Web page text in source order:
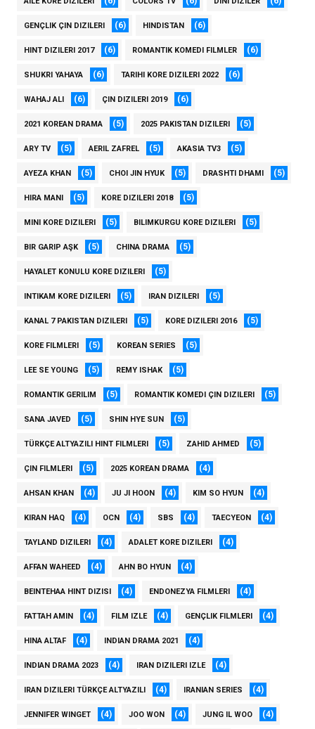
GENÇLIK ÇIN DIZILERI (6) HINDISTAN (6)
HINT DIZILERI 2017 (6) ROMANTIK KOMEDI FILMLER (6)
SHUKRI YAHAYA (6) TARIHI KORE DIZILERI 2022 (6)
WAHAJ ALI (6) ÇIN DIZILERI 2019 (6)
2021 KOREAN DRAMA (5) 2025 PAKISTAN DIZILERI (5)
ARY TV (5) AERIL ZAFREL (5) AKASIA TV3 (5)
AYEZA KHAN (5) CHOI JIN HYUK (5) DRASHTI DHAMI (5)
HIRA MANI (5) KORE DIZILERI 2018 (5)
MINI KORE DIZILERI (5) BILIMKURGU KORE DIZILERI (5)
BIR GARIP AŞK (5) CHINA DRAMA (5)
HAYALET KONULU KORE DIZILERI (5)
INTIKAM KORE DIZILERI (5) IRAN DIZILERI (5)
KANAL 7 PAKISTAN DIZILERI (5) KORE DIZILERI 2016 (5)
KORE FILMLERI (5) KOREAN SERIES (5)
LEE SE YOUNG (5) REMY ISHAK (5)
ROMANTIK GERILIM (5) ROMANTIK KOMEDI ÇIN DIZILERI (5)
SANA JAVED (5) SHIN HYE SUN (5)
TÜRKÇE ALTYAZILI HINT FILMLERI (5) ZAHID AHMED (5)
ÇIN FILMLERI (5) 2025 KOREAN DRAMA (4)
AHSAN KHAN (4) JU JI HOON (4) KIM SO HYUN (4)
KIRAN HAQ (4) OCN (4) SBS (4) TAECYEON (4)
TAYLAND DIZILERI (4) ADALET KORE DIZILERI (4)
AFFAN WAHEED (4) AHN BO HYUN (4)
BEINTEHAA HINT DIZISI (4) ENDONEZYA FILMLERI (4)
FATTAH AMIN (4) FILM IZLE (4) GENÇLIK FILMLERI (4)
HINA ALTAF (4) INDIAN DRAMA 2021 (4)
INDIAN DRAMA 2023 (4) IRAN DIZILERI IZLE (4)
IRAN DIZILERI TÜRKÇE ALTYAZILI (4) IRANIAN SERIES (4)
JENNIFER WINGET (4) JOO WON (4) JUNG IL WOO (4)